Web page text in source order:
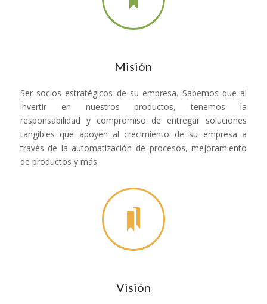
Misión
Ser socios estratégicos de su empresa. Sabemos que al
invertir en nuestros productos, tenemos la
responsabilidad y compromiso de entregar soluciones
tangibles que apoyen al crecimiento de su empresa a
través de la automatización de procesos, mejoramiento
de productos y más.
Visión